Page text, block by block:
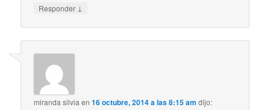
Responder ↓
miranda silvia en16 octubre, 2014 a las 8:15 am dijo: